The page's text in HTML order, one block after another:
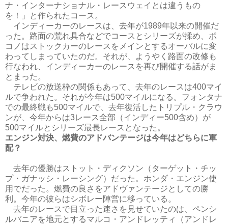
ナ・インターナショナル・レースウェイとは違うもの
を！」と作られたコース。
インディーカーのレースは、去年が1989年以来の開催だ
った。路面の荒れ具合などでコースとシリーズが揉め、ポ
コノはストックカーのレースをメインとするオーバルに変
わってしまっていたのだ。それが、ようやく路面の改修も
行なわれ、インディーカーのレースを再び開催する話がま
とまった。
テレビの放送枠の関係もあって、去年のレースは400マイ
ルで争われた。それが今年は500マイルになる。フォンタナ
での最終戦も500マイルで、去年復活したトリプル・クラウ
ンが、今年からは3レース全部（インディー500含め）が
500マイルとシリーズ最長レースとなった。
エンジン対決、燃費のアドバンテージは今年はどちらに軍
配？
去年の優勝はストット・ディクソン（ターゲット・チッ
プ・ガナッシ・レーシング）だった。ホンダ・エンジン使
用でだった。燃費の良さをアドヴァンテージとしての勝
利。今年の彼らはシボレー陣営に移っている。
去年のレースで目立った速さを見せていたのは、ペンシ
ルバニアを地元とするマルコ・アンドレッティ（アンドレ